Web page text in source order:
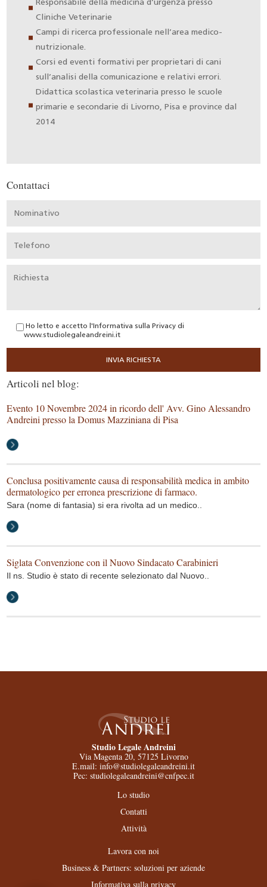
Responsabile della medicina d’urgenza presso
Cliniche Veterinarie
Campi di ricerca professionale nell’area medico-
nutrizionale.
Corsi ed eventi formativi per proprietari di cani
sull’analisi della comunicazione e relativi errori.
Didattica scolastica veterinaria presso le scuole
primarie e secondarie di Livorno, Pisa e province dal
2014
Contattaci
Ho letto e accetto l' Informativa sulla Privacy di
www.studiolegaleandreini.it
Articoli nel blog:
Evento 10 Novembre 2024 in ricordo dell' Avv. Gino Alessandro
Andreini presso la Domus Mazziniana di Pisa
Conclusa positivamente causa di responsabilità medica in ambito
dermatologico per erronea prescrizione di farmaco.
Sara (nome di fantasia) si era rivolta ad un medico..
Siglata Convenzione con il Nuovo Sindacato Carabinieri
Il ns. Studio è stato di recente selezionato dal Nuovo..
Studio Legale Andreini
Via Magenta 20, 57125 Livorno
E.mail: info@studiolegaleandreini.it
Pec: studiolegaleandreini@cnfpec.it
Lo studio
Contatti
Attività
Lavora con noi
Business & Partners: soluzioni per aziende
Informativa sulla privacy